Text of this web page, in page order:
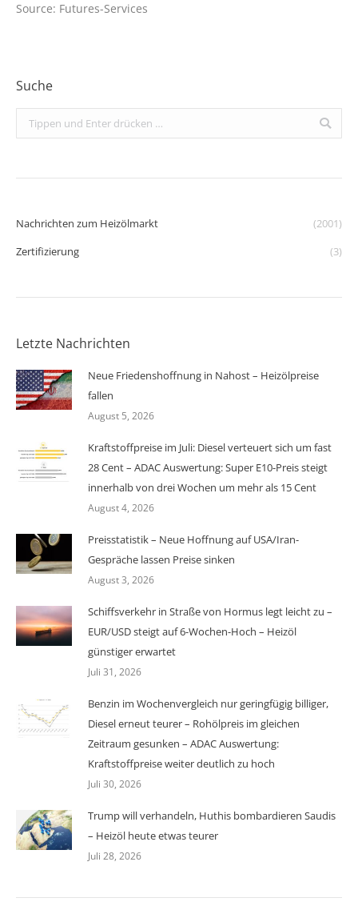
Source: Futures-Services
Suche
Search:
Nachrichten zum Heizölmarkt
(2001)
Zertifizierung
(3)
Letzte Nachrichten
Neue Friedenshoffnung in Nahost – Heizölpreise
fallen
August 5, 2026
Kraftstoffpreise im Juli: Diesel verteuert sich um fast
28 Cent – ADAC Auswertung: Super E10-Preis steigt
innerhalb von drei Wochen um mehr als 15 Cent
August 4, 2026
Preisstatistik – Neue Hoffnung auf USA/Iran-
Gespräche lassen Preise sinken
August 3, 2026
Schiffsverkehr in Straße von Hormus legt leicht zu –
EUR/USD steigt auf 6-Wochen-Hoch – Heizöl
günstiger erwartet
Juli 31, 2026
Benzin im Wochenvergleich nur geringfügig billiger,
Diesel erneut teurer – Rohölpreis im gleichen
Zeitraum gesunken – ADAC Auswertung:
Kraftstoffpreise weiter deutlich zu hoch
Juli 30, 2026
Trump will verhandeln, Huthis bombardieren Saudis
– Heizöl heute etwas teurer
Juli 28, 2026